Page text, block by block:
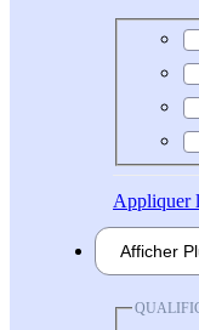
Appliquer
Afficher